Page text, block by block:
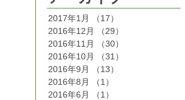
2017年1月 （17）
2016年12月
（29）
2016年11月
（30）
2016年10月
（31）
2016年9月
（13）
2016年8月
（1）
2016年6月
（1）